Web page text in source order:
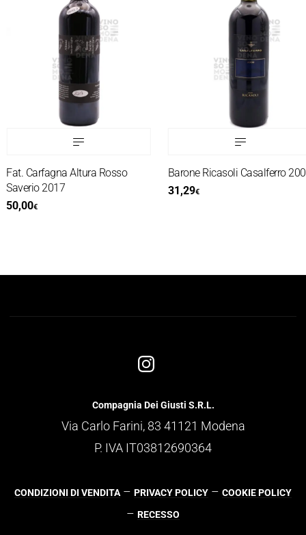
Carfagna Altura Rosso
2017
€
Barone Ricasoli Casalferro 2000
31,29€
Compagnia Dei Giusti S.R.L.
Via Carlo Farini, 83 41121 Modena
P. IVA IT03812690364
CONDIZIONI DI VENDITA – PRIVACY POLICY – COOKIE POLICY
– RECESSO